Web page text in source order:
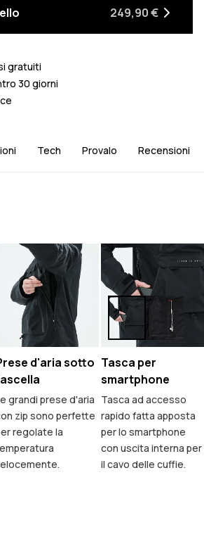
249,90 €
gratuiti
30 giorni
Tech Provalo Recensioni
d'aria sotto
grandi prese d'aria
zip sono perfette
regolate la
Tasca per
smartphone
Tasca ad accesso
rapido fatta apposta
per lo smartphone
con uscita interna per
il cavo delle cuffie.